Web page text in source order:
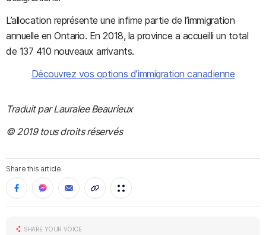
L’allocation représente une infime partie de l’immigration
annuelle en Ontario. En 2018, la province a accueilli un total
de 137 410 nouveaux arrivants.
Découvrez vos options d’immigration canadienne
Traduit par Lauralee Beaurieux
© 2019 tous droits réservés
Share this article
SHARE YOUR VOICE